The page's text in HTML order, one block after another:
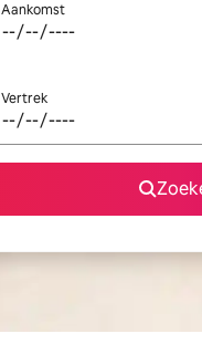
Aankomst
Vertrek